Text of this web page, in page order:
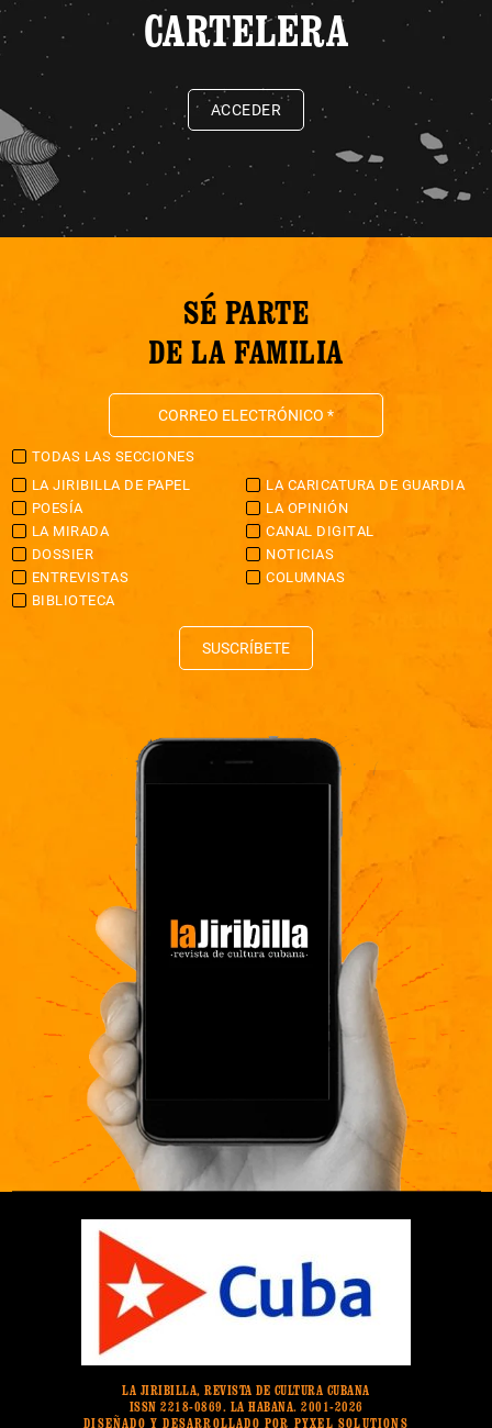
CARTELERA
ACCEDER
SÉ PARTE
DE LA FAMILIA
TODAS LAS SECCIONES
LA JIRIBILLA DE PAPEL
LA CARICATURA DE GUARDIA
POESÍA
LA OPINIÓN
LA MIRADA
CANAL DIGITAL
DOSSIER
NOTICIAS
ENTREVISTAS
COLUMNAS
BIBLIOTECA
SUSCRÍBETE
LA JIRIBILLA, REVISTA DE CULTURA CUBANA
ISSN 2218-0869. LA HABANA. 2001-2026
DISEÑADO Y DESARROLLADO POR PYXEL SOLUTIONS